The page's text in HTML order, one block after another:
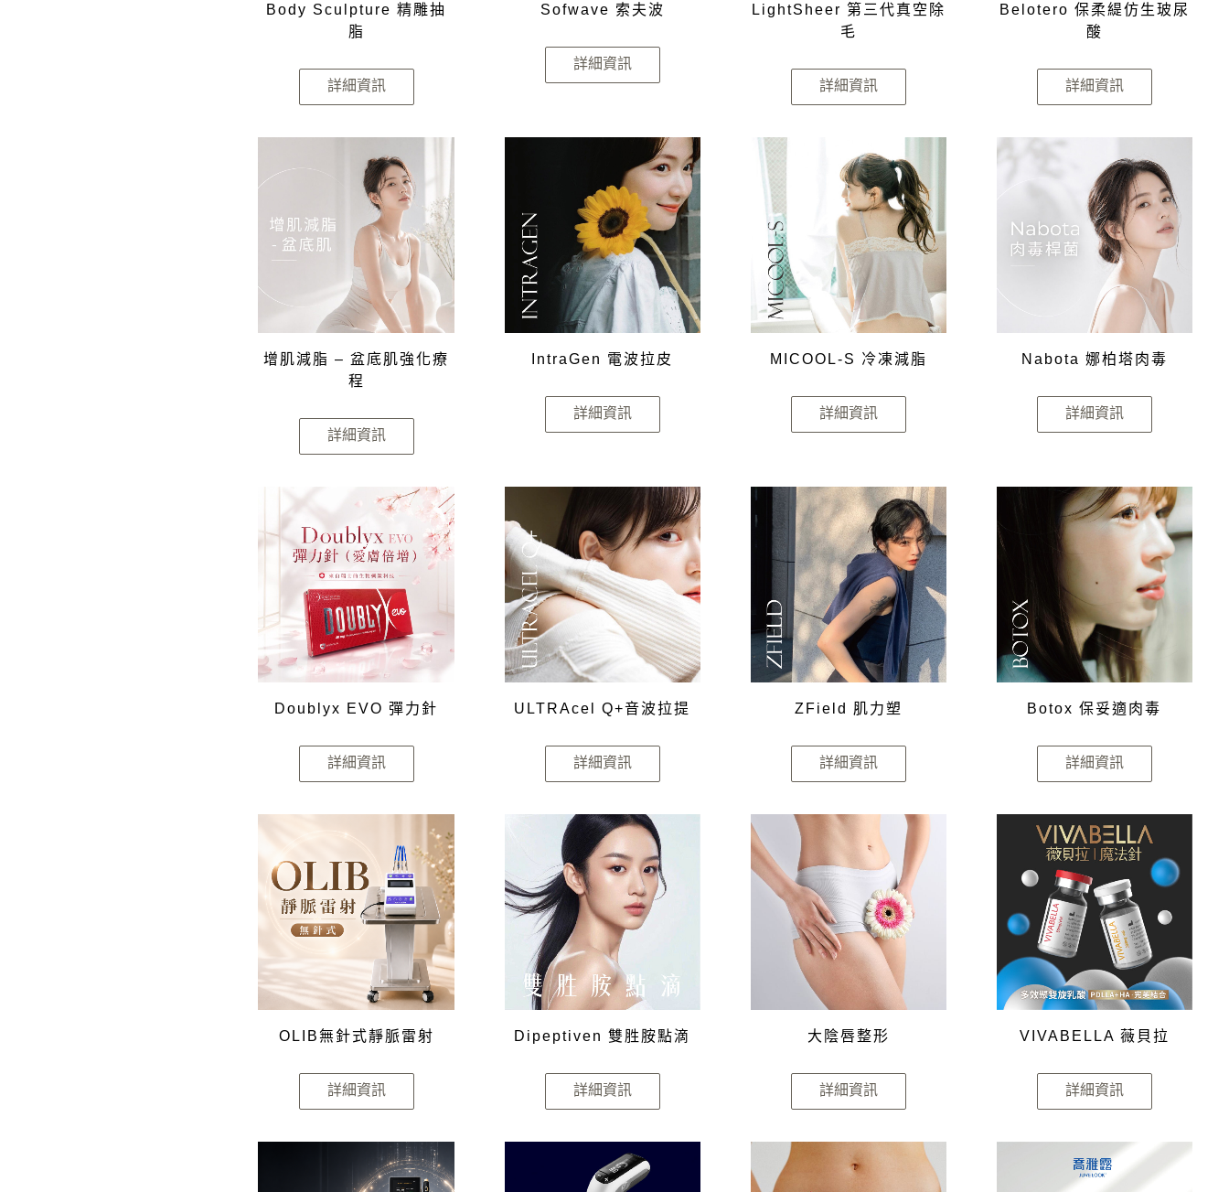
Body Sculpture 精雕抽
脂
詳細資訊
Sofwave 索夫波
詳細資訊
LightSheer 第三代真空除
毛
詳細資訊
Belotero 保柔緹仿生玻尿
酸
詳細資訊
增肌減脂 – 盆底肌強化療
程
詳細資訊
IntraGen 電波拉皮
詳細資訊
MICOOL-S 冷凍減脂
詳細資訊
Nabota 娜柏塔肉毒
詳細資訊
Doublyx EVO 彈力針
詳細資訊
ULTRAcel Q+音波拉提
詳細資訊
ZField 肌力塑
詳細資訊
Botox 保妥適肉毒
詳細資訊
OLIB無針式靜脈雷射
詳細資訊
Dipeptiven 雙胜胺點滴
詳細資訊
大陰唇整形
詳細資訊
VIVABELLA 薇貝拉
詳細資訊